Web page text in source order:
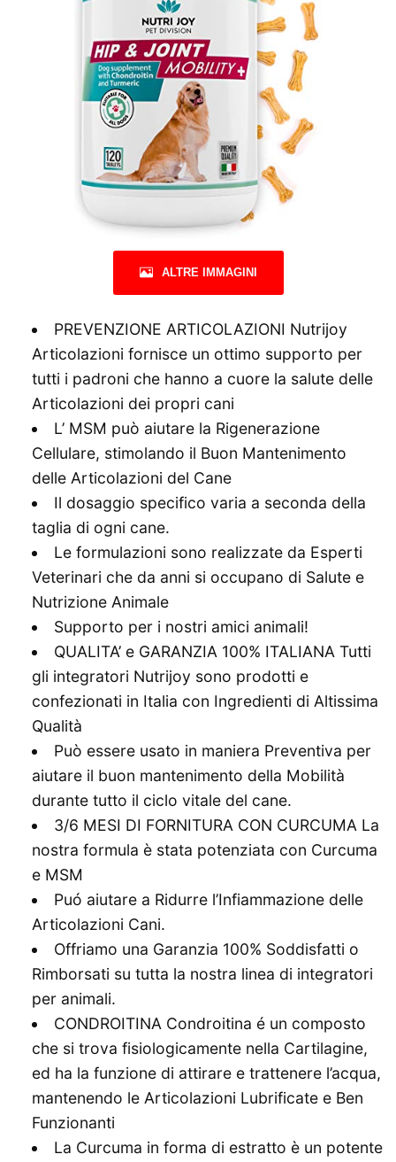
ALTRE IMMAGINI
PREVENZIONE ARTICOLAZIONI Nutrijoy
Articolazioni fornisce un ottimo supporto per
tutti i padroni che hanno a cuore la salute delle
Articolazioni dei propri cani
L’ MSM può aiutare la Rigenerazione
Cellulare, stimolando il Buon Mantenimento
delle Articolazioni del Cane
Il dosaggio specifico varia a seconda della
taglia di ogni cane.
Le formulazioni sono realizzate da Esperti
Veterinari che da anni si occupano di Salute e
Nutrizione Animale
Supporto per i nostri amici animali!
QUALITA’ e GARANZIA 100% ITALIANA Tutti
gli integratori Nutrijoy sono prodotti e
confezionati in Italia con Ingredienti di Altissima
Qualità
Può essere usato in maniera Preventiva per
aiutare il buon mantenimento della Mobilità
durante tutto il ciclo vitale del cane.
3/6 MESI DI FORNITURA CON CURCUMA La
nostra formula è stata potenziata con Curcuma
e MSM
Puó aiutare a Ridurre l’Infiammazione delle
Articolazioni Cani.
Offriamo una Garanzia 100% Soddisfatti o
Rimborsati su tutta la nostra linea di integratori
per animali.
CONDROITINA Condroitina é un composto
che si trova fisiologicamente nella Cartilagine,
ed ha la funzione di attirare e trattenere l’acqua,
mantenendo le Articolazioni Lubrificate e Ben
Funzionanti
La Curcuma in forma di estratto è un potente